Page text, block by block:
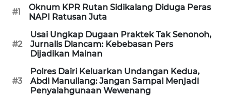
#1
Oknum KPR Rutan Sidikalang Diduga Peras
NAPI Ratusan Juta
#2
Usai Ungkap Dugaan Praktek Tak Senonoh,
Jurnalis Diancam: Kebebasan Pers
Dijadikan Mainan
#3
Polres Dairi Keluarkan Undangan Kedua,
Abdi Manullang: Jangan Sampai Menjadi
Penyalahgunaan Wewenang
NEWS
CILEUNGSI
NEWS
BERKAT
NEWS